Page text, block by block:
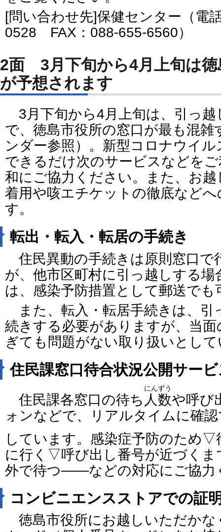
[問い合わせ先]保健センター（電
0528 FAX：088-655-6560）
2面 3月下旬から4月上旬は徳
が予想されます
3月下旬から4月上旬は、引っ越
で、徳島市役所の窓口が最も混
ンダー参照）。新型コロナウイ
できるだけ次のサービスなどを
和にご協力ください。また、お
着用や咳エチケットの徹底など
す。
転出・転入・転居の手続き
住民異動の手続きは原則窓口で
が、他市区町村に引っ越しする
は、感染予防措置として郵送でも
また、転入・転居手続きは、引
続きする必要がありますが、当
ぎても問題がない取り扱いとし
住民課窓口待合状況公開サー
住民課各窓口の待ち 人数
にんずう
や呼び
ォンなどで、リアルタイムに確
しています。感染症予防のため▽
に行く▽呼び出し番号が近づくま
外で待つ――などの対応にご協力
コンビニエンスストアでの証
徳島市役所にお越しいただかな